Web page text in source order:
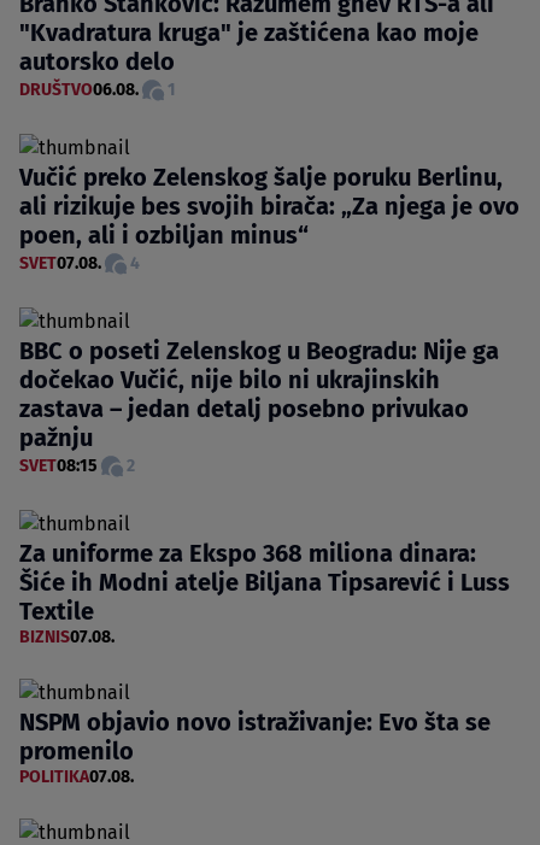
"Kvadratura kruga" je zaštićena kao moje
autorsko delo
DRUŠTVO06.08. 1
Vučić preko Zelenskog šalje poruku Berlinu,
ali rizikuje bes svojih birača: „Za njega je ovo
poen, ali i ozbiljan minus“
SVET07.08. 4
BBC o poseti Zelenskog u Beogradu: Nije ga
dočekao Vučić, nije bilo ni ukrajinskih
zastava – jedan detalj posebno privukao
pažnju
SVET08:15 2
Za uniforme za Ekspo 368 miliona dinara:
Šiće ih Modni atelje Biljana Tipsarević i Luss
Textile
BIZNIS07.08.
NSPM objavio novo istraživanje: Evo šta se
promenilo
POLITIKA07.08.